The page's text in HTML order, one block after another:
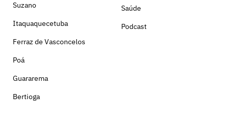
Suzano
Itaquaquecetuba
Ferraz de Vasconcelos
Poá
Guararema
Bertioga
Saúde
Podcast